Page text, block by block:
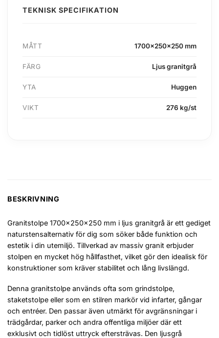
TEKNISK SPECIFIKATION
MÅTT 1700x250x250 mm
FÄRG Ljus granitgrå
YTA Huggen
VIKT 276 kg/st
BESKRIVNING
Granitstolpe 1700x250x250 mm i ljus granitgrå är ett gediget
naturstensalternativ för dig som söker både funktion och
estetik i din utemiljö. Tillverkad av massiv granit erbjuder
stolpen en mycket hög hållfasthet, vilket gör den idealisk för
konstruktioner som kräver stabilitet och lång livslängd.
Denna granitstolpe används ofta som grindstolpe,
staketstolpe eller som en stilren markör vid infarter, gångar
och entréer. Den passar även utmärkt för avgränsningar i
trädgårdar, parker och andra offentliga miljöer där ett
exklusivt och tidlöst uttryck eftersträvas. Den ljusgrå